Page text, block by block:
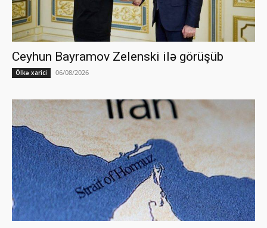
Ceyhun Bayramov Zelenski ilə görüşüb
Ölkə xarici 06/08/2026